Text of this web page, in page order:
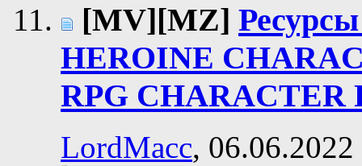
[MV][MZ]
HEROINE
RPG CHARACTER
LordMacc,